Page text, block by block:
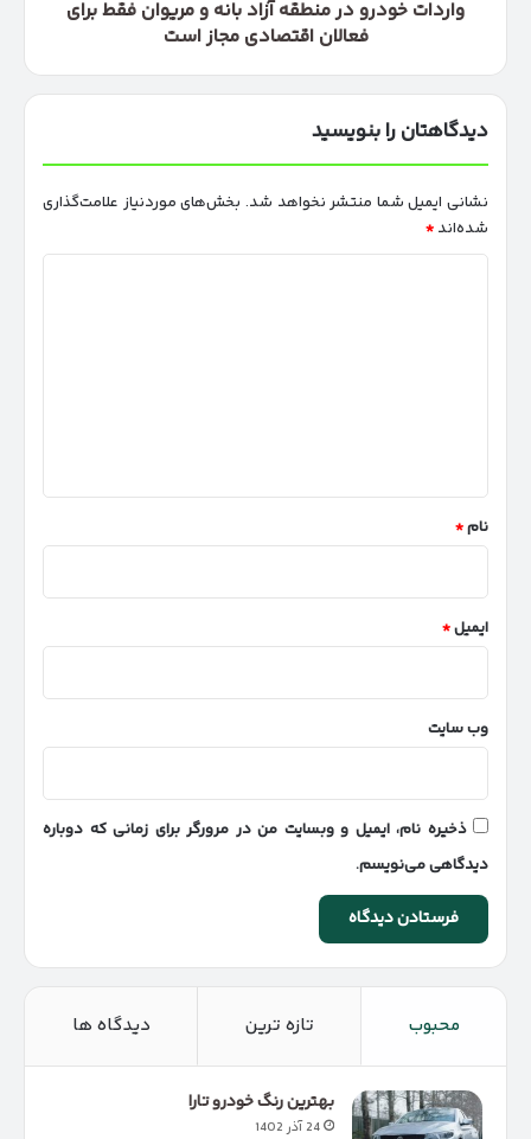
مجاز
واردات خودرو در منطقه آزاد بانه و مریوان فقط برای
فعالان اقتصادی مجاز است
دیدگاهتان را بنویسید
نشانی ایمیل شما منتشر نخواهد شد. بخش‌های موردنیاز علامت‌گذاری
شده‌اند *
نام*
ایمیل*
وب‌ سایت
ذخیره نام، ایمیل و وبسایت من در مرورگر برای زمانی که دوباره
دیدگاهی می‌نویسم.
محبوب تازه ترین دیدگاه ها
بهترین رنگ خودرو تارا
24 آذر 1402